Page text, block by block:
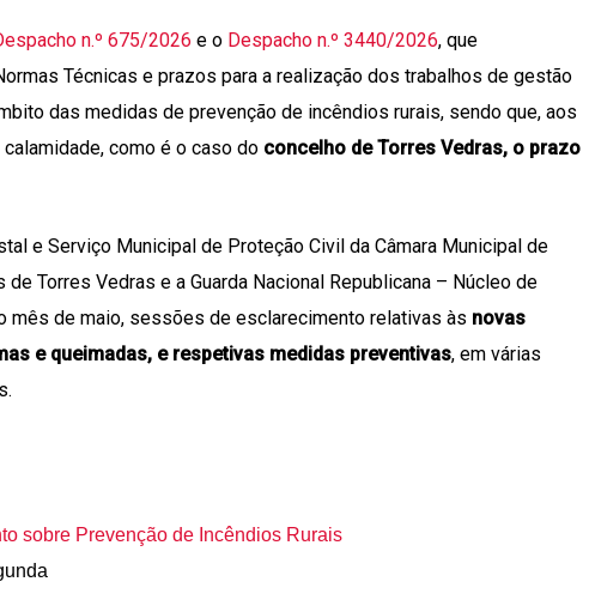
n.º 675/2026 e o Despacho n.º 3440/2026, que
Técnicas e prazos para a realização dos trabalhos de gestão
das medidas de prevenção de incêndios rurais, sendo que, aos
como é o caso do concelho de Torres Vedras, o prazo
e Serviço Municipal de Proteção Civil da Câmara Municipal de
Torres Vedras e a Guarda Nacional Republicana – Núcleo de
mês de maio, sessões de esclarecimento relativas às novas
e queimadas, e respetivas medidas preventivas, em várias
sobre Prevenção de Incêndios Rurais